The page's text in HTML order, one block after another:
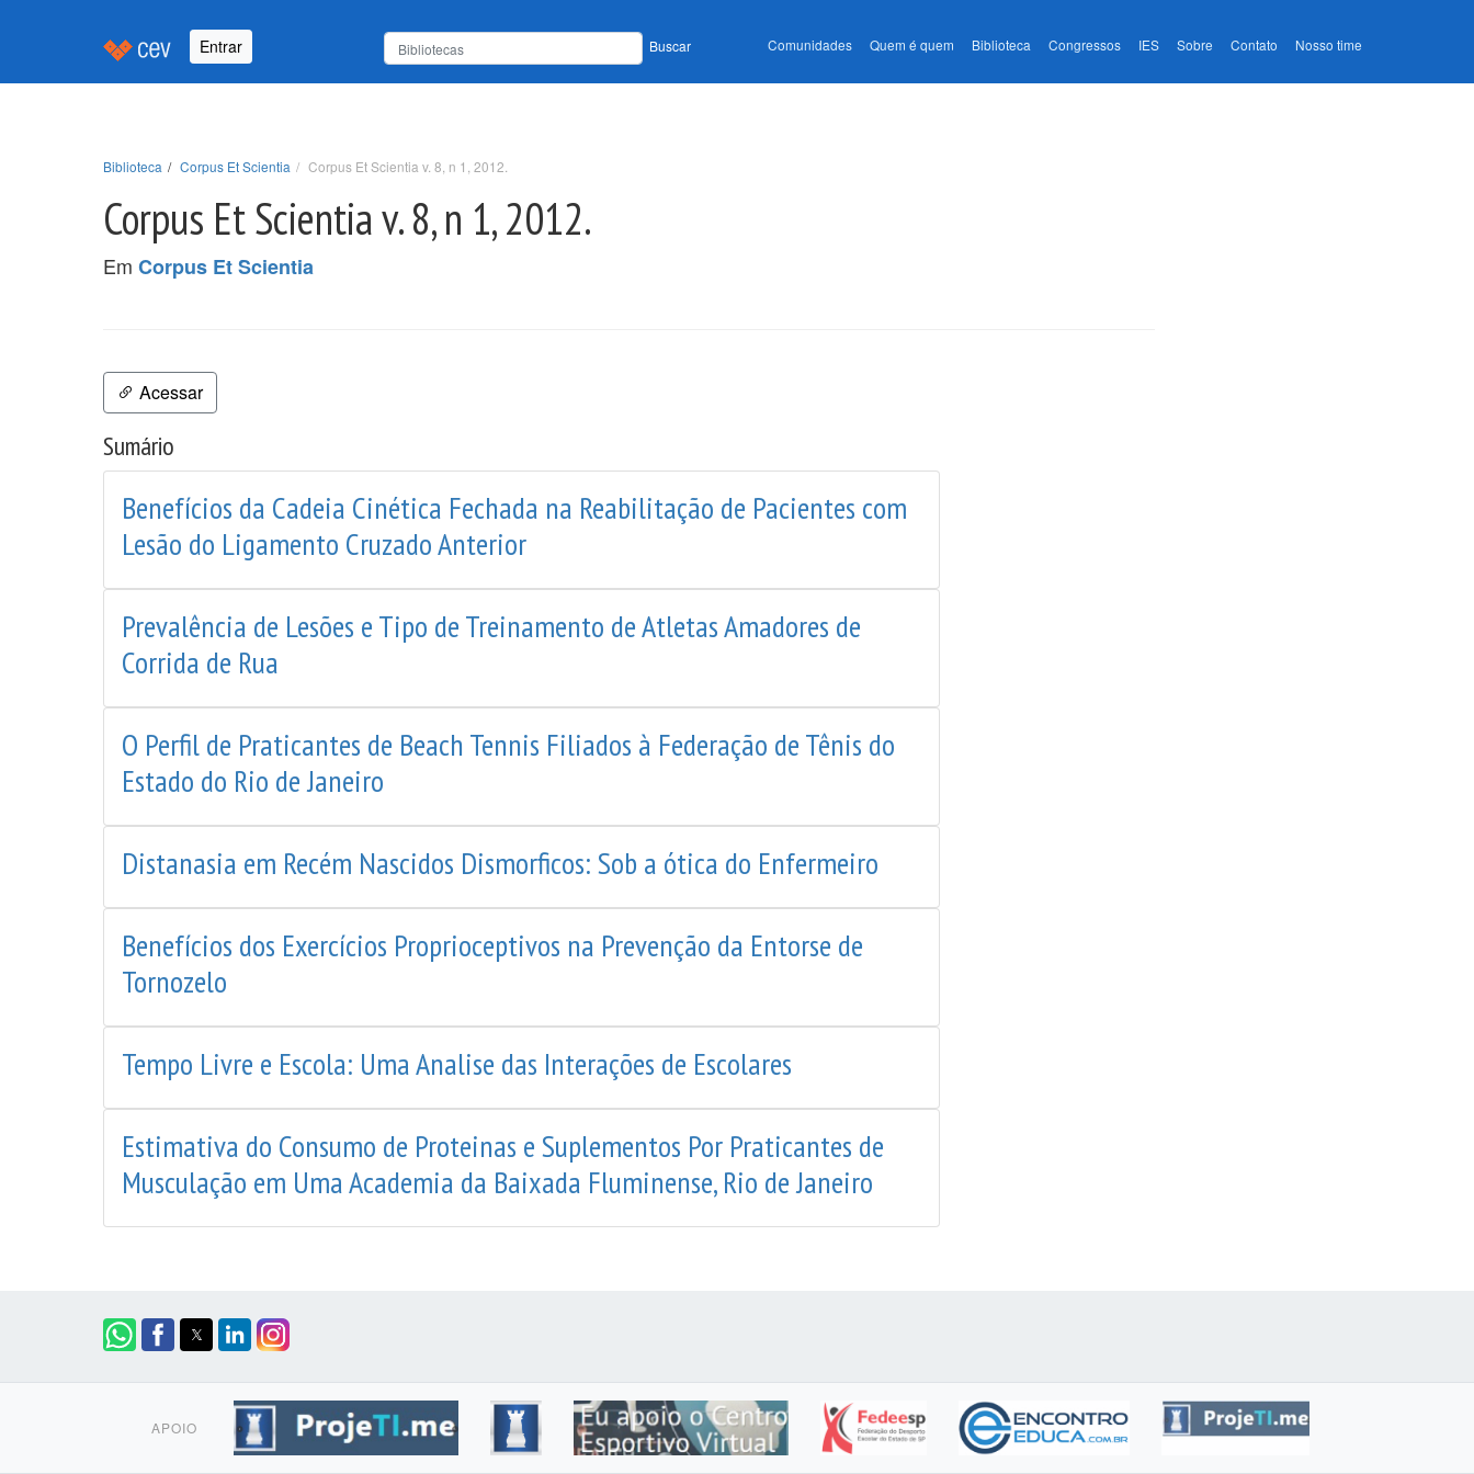
Entrar Buscar Comunidades Quem é quem Biblioteca Congressos IES Sobre Contato Nosso time
Biblioteca Corpus Et Scientia Corpus Et Scientia v. 8, n 1, 2012.
Corpus Et Scientia v. 8, n 1, 2012.
Em Corpus Et Scientia
Acessar
Sumário
Benefícios da Cadeia Cinética Fechada na Reabilitação de Pacientes com
Lesão do Ligamento Cruzado Anterior
Prevalência de Lesões e Tipo de Treinamento de Atletas Amadores de
Corrida de Rua
O Perfil de Praticantes de Beach Tennis Filiados à Federação de Tênis do
Estado do Rio de Janeiro
Distanasia em Recém Nascidos Dismorficos: Sob a ótica do Enfermeiro
Benefícios dos Exercícios Proprioceptivos na Prevenção da Entorse de
Tornozelo
Tempo Livre e Escola: Uma Analise das Interações de Escolares
Estimativa do Consumo de Proteinas e Suplementos Por Praticantes de
Musculação em Uma Academia da Baixada Fluminense, Rio de Janeiro
APOIO